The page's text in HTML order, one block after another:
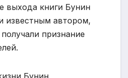
выхода книги Бунин
известным автором,
признание
Бунин